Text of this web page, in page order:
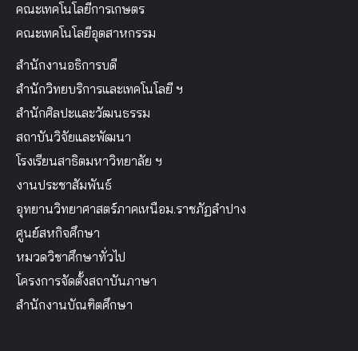
คณะเทคโนโลยีการเกษตร
คณะเทคโนโลยีอุตสาหกรรม
สำนักงานอธิการบดี
สำนักวิทยบริการและเทคโนโลยี ฯ
สำนักศิลปะและวัฒนธรรม
สถาบันวิจัยและพัฒนา
โรงเรียนสาธิตมหาวิทยาลัย ฯ
งานประชาสัมพันธ์
อุทยานวิทยาศาสตร์ภาคเหนือม.ราชภัฏลำปาง
ศูนย์สหกิจศึกษา
หมวดวิชาศึกษาทั่วไป
โครงการจัดตั้งสถาบันภาษา
สำนักงานบัณฑิตศึกษา